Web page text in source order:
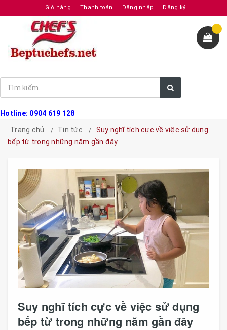
Giỏ hàng Thanh toán Đăng nhập Đăng ký
Hotline: 0904 619 128
Trang chủ
Tin tức
Suy nghĩ tích cực về việc sử dụng
bếp từ trong những năm gần đây
Suy nghĩ tích cực về việc sử dụng
bếp từ trong những năm gần đây